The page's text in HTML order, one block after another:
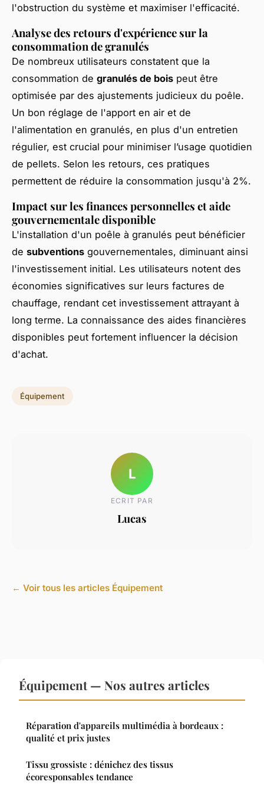
l'obstruction du système et maximiser l'efficacité.
Analyse des retours d'expérience sur la
consommation de granulés
De nombreux utilisateurs constatent que la
consommation de granulés de bois peut être
optimisée par des ajustements judicieux du poêle.
Un bon réglage de l'apport en air et de
l'alimentation en granulés, en plus d'un entretien
régulier, est crucial pour minimiser l’usage quotidien
de pellets. Selon les retours, ces pratiques
permettent de réduire la consommation jusqu'à 2%.
Impact sur les finances personnelles et aide
gouvernementale disponible
L'installation d'un poêle à granulés peut bénéficier
de subventions gouvernementales, diminuant ainsi
l'investissement initial. Les utilisateurs notent des
économies significatives sur leurs factures de
chauffage, rendant cet investissement attrayant à
long terme. La connaissance des aides financières
disponibles peut fortement influencer la décision
d'achat.
Équipement
L
ECRIT PAR
Lucas
← Voir tous les articles Équipement
Équipement — Nos autres articles
Réparation d'appareils multimédia à bordeaux :
qualité et prix justes
Tissu grossiste : dénichez des tissus
écoresponsables tendance